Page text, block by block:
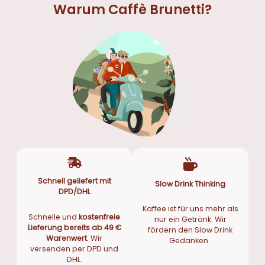
Warum Caffè Brunetti?
Schnell geliefert mit
DPD/DHL
Schnelle undkostenfreie
Lieferung bereits ab 49 €
Warenwert. Wir
versenden per DPD und
DHL.
Slow Drink Thinking
Kaffee ist für uns mehr als
nur ein Getränk. Wir
fördern den Slow Drink
Gedanken.